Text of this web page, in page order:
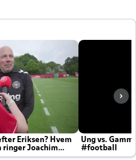
Eriksen? Hvem
ringer Joachim
Ung vs.
#football